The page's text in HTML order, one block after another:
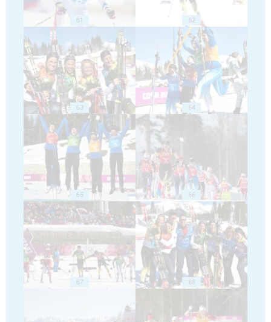
61 62
63 64
65 66
67 68